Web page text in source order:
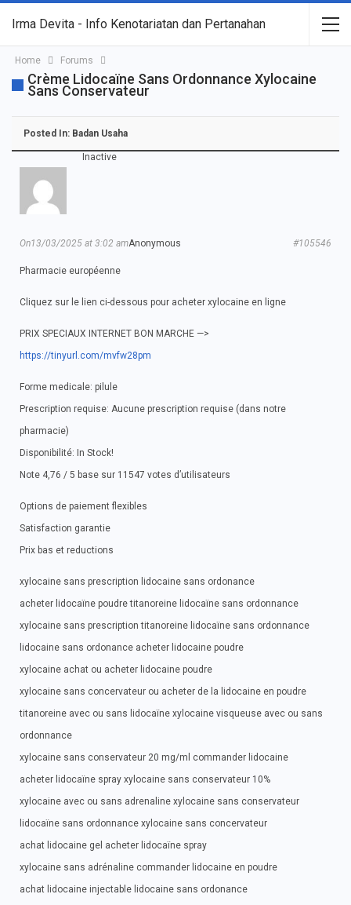
Irma Devita - Info Kenotariatan dan Pertanahan
Home Forums
Crème Lidocaïne Sans Ordonnance Xylocaine
Sans Conservateur
Posted In: Badan Usaha
Inactive
Anonymous
On13/03/2025 at 3:02 am #105546
Pharmacie européenne
Cliquez sur le lien ci-dessous pour acheter xylocaine en ligne
PRIX SPECIAUX INTERNET BON MARCHE —>
https://tinyurl.com/mvfw28pm
Forme medicale: pilule
Prescription requise: Aucune prescription requise (dans notre
pharmacie)
Disponibilité: In Stock!
Note 4,76 / 5 base sur 11547 votes d’utilisateurs
Options de paiement flexibles
Satisfaction garantie
Prix bas et reductions
xylocaine sans prescription lidocaine sans ordonance
acheter lidocaïne poudre titanoreine lidocaïne sans ordonnance
xylocaine sans prescription titanoreine lidocaïne sans ordonnance
lidocaine sans ordonance acheter lidocaine poudre
xylocaine achat ou acheter lidocaine poudre
xylocaine sans concervateur ou acheter de la lidocaine en poudre
titanoreine avec ou sans lidocaïne xylocaine visqueuse avec ou sans
ordonnance
xylocaine sans conservateur 20 mg/ml commander lidocaine
acheter lidocaïne spray xylocaine sans conservateur 10%
xylocaine avec ou sans adrenaline xylocaine sans conservateur
lidocaïne sans ordonnance xylocaine sans concervateur
achat lidocaine gel acheter lidocaïne spray
xylocaine sans adrénaline commander lidocaine en poudre
achat lidocaine injectable lidocaine sans ordonance